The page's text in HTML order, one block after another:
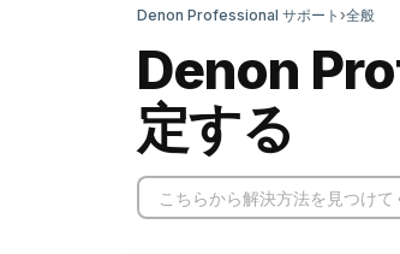
Denon Professional サポート ›全般
Denon
定する